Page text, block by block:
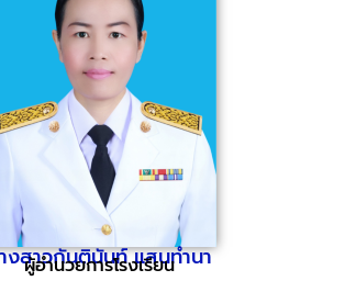
งสาวกันตินันท์ แสนทำนา
ผู้อำนวยการโรงเรียน